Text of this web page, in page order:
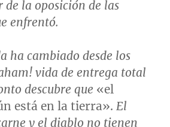
de la oposición de las
enfrentó.
ha cambiado desde los
vida de entrega total
descubre que «el
está en la tierra». El
y el diablo no tienen